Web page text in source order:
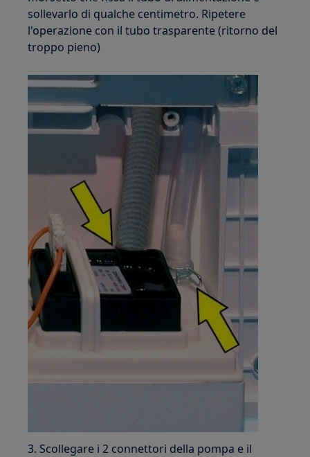
sollevarlo di qualche centimetro. Ripetere
l'operazione con il tubo trasparente (ritorno del
troppo pieno)
3. Scollegare i 2 connettori della pompa e il